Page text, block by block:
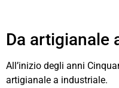
Da artigianale
All’inizio degli anni
artigianale a industriale.